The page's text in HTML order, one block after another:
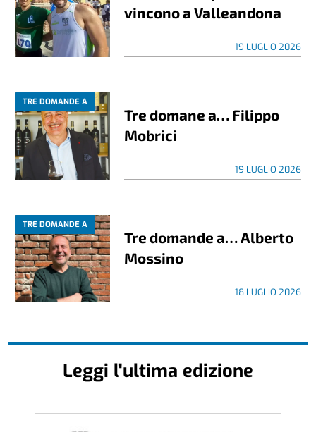
vincono a Valleandona
19 LUGLIO 2026
TRE DOMANDE A
Tre domane a… Filippo
Mobrici
19 LUGLIO 2026
TRE DOMANDE A
Tre domande a… Alberto
Mossino
18 LUGLIO 2026
Leggi l'ultima edizione